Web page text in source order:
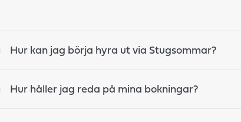
Hur kan jag börja hyra ut via Stugsommar?
Hur håller jag reda på mina bokningar?